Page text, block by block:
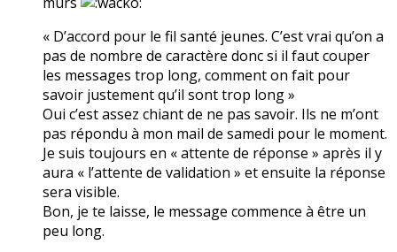
« D’accord pour le fil santé jeunes. C’est vrai qu’on a
pas de nombre de caractère donc si il faut couper
les messages trop long, comment on fait pour
savoir justement qu’il sont trop long »
Oui c’est assez chiant de ne pas savoir. Ils ne m’ont
pas répondu à mon mail de samedi pour le moment.
Je suis toujours en « attente de réponse » après il y
aura « l’attente de validation » et ensuite la réponse
sera visible.
Bon, je te laisse, le message commence à être un
peu long.